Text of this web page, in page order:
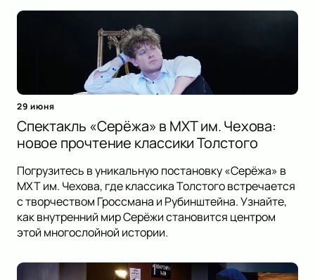
29 июня
Спектакль «Серёжа» в МХТ им. Чехова:
новое прочтение классики Толстого
Погрузитесь в уникальную постановку «Серёжа» в
МХТ им. Чехова, где классика Толстого встречается
с творчеством Гроссмана и Рубинштейна. Узнайте,
как внутренний мир Серёжи становится центром
этой многослойной истории.